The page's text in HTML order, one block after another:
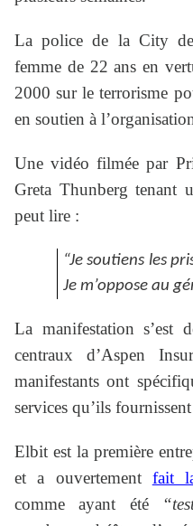
La police de la City
femme de 22 ans en
2000 sur le terrorisme
en soutien à
Une vidéo filmée par
Greta Thunberg tenant
peut lire :
“Je soutiens les
Je m’oppose au
La manifestation s’est
centraux d’Aspen
manifestants ont
services qu’ils
Elbit est la première
et a ouvertement fait
comme ayant été